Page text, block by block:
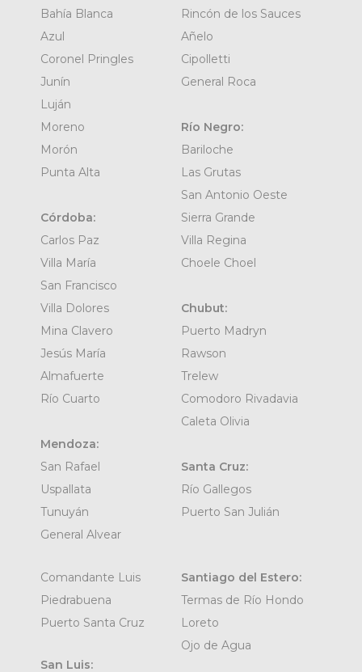
Bahía Blanca
Azul
Coronel Pringles
Junín
Luján
Moreno
Morón
Punta Alta
Córdoba:
Carlos Paz
Villa María
San Francisco
Villa Dolores
Mina Clavero
Jesús María
Almafuerte
Río Cuarto
Mendoza:
San Rafael
Uspallata
Tunuyán
General Alvear
Rincón de los Sauces
Añelo
Cipolletti
General Roca
Río Negro:
Bariloche
Las Grutas
San Antonio Oeste
Sierra Grande
Villa Regina
Choele Choel
Chubut:
Puerto Madryn
Rawson
Trelew
Comodoro Rivadavia
Caleta Olivia
Santa Cruz:
Río Gallegos
Puerto San Julián
Comandante Luis
Piedrabuena
Puerto Santa Cruz
San Luis:
Santiago del Estero:
Termas de Río Hondo
Loreto
Ojo de Agua